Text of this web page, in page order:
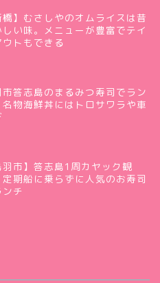
橋】むさしやのオムライスは昔
しい味。メニューが豊富でテイ
ウトもできる
市答志島のまるみつ寿司でラン
名物海鮮丼にはトロサワラや車
羽市】答志島1周カヤック観
定期船に乗らずに人気のお寿司
チ